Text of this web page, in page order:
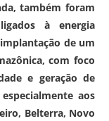
também foram
à energia
de um
com foco
e geração de
aos
Belterra, Novo